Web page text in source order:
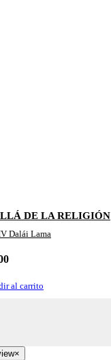
DE LA RELIGIÓN
Dalái Lama
al carrito
×